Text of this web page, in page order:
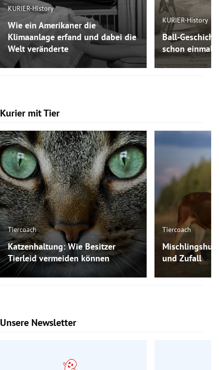
KURIER-History
Wie ein Amerikaner die
Klimaanlage erfand und dabei die
Welt veränderte
KURIER-History
Ball-
schon einmal
Kurier mit Tier
Slide 1 von 7
Tiercoach
Katzenhaltung: Wie Besitzer
Tierleid vermeiden können
Tiercoach
und Zufall
Unsere Newsletter
Slide 1 von 9